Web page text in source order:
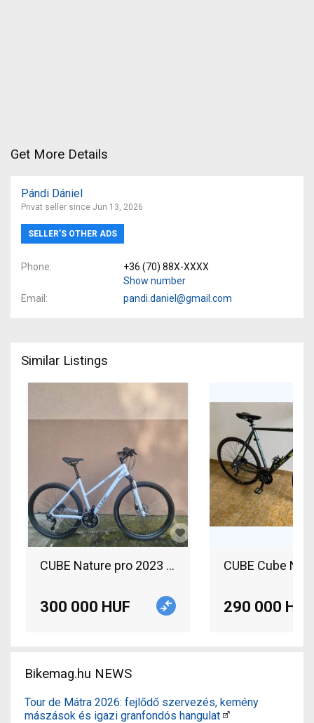
Get More Details
Pándi Dániel
Privat seller since Jun 13, 2026
SELLER’S OTHER ADS
Phone
+36 (70) 88X-XXXX
Show number
Email
pandi.daniel@gmail.com
Similar Listings
CUBE Nature pro 2023 Trekking/
300 000 HUF
CUBE Cube
290 000 HUF
Bikemag.hu NEWS
Tour de Mátra 2026: fejlődő szervezés, kemény
mászások és igazi granfondós hangulat